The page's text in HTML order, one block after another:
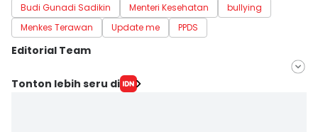
Budi Gunadi Sadikin Menteri Kesehatan
bullying
Menkes Terawan
Update me PPDS
Editorial Team
Editor
Tonton lebih seru di